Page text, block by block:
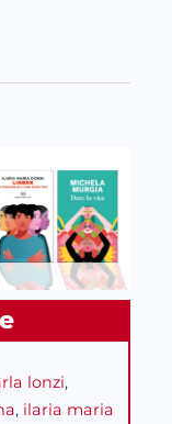
lonzi
, ilaria maria